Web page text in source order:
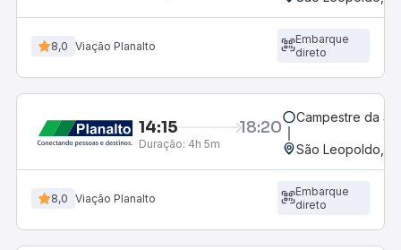
8,0 Viação Planalto
Embarque
direto
14:15 18:20
Duração: 4h 5m
Campestre da
São Leopoldo,
8,0 Viação Planalto
Embarque
direto